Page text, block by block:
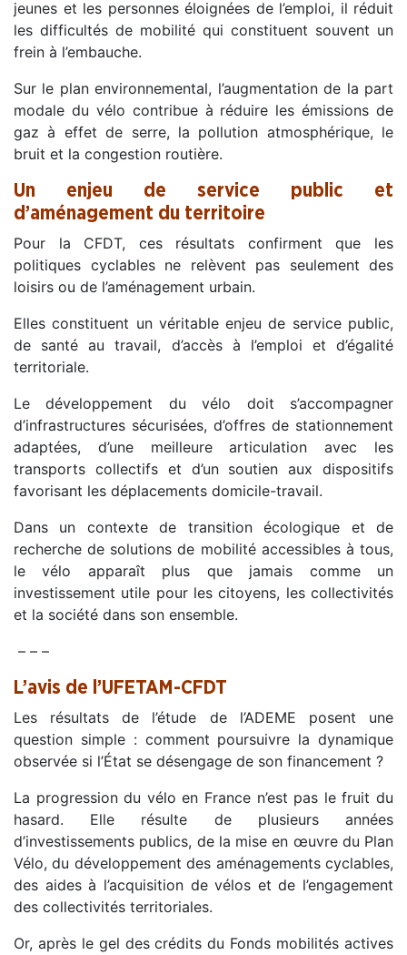
jeunes et les personnes éloignées de l’emploi, il réduit
les difficultés de mobilité qui constituent souvent un
frein à l’embauche.
Sur le plan environnemental, l’augmentation de la part
modale du vélo contribue à réduire les émissions de
gaz à effet de serre, la pollution atmosphérique, le
bruit et la congestion routière.
Un enjeu de service public et
d’aménagement du territoire
Pour la CFDT, ces résultats confirment que les
politiques cyclables ne relèvent pas seulement des
loisirs ou de l’aménagement urbain.
Elles constituent un véritable enjeu de service public,
de santé au travail, d’accès à l’emploi et d’égalité
territoriale.
Le développement du vélo doit s’accompagner
d’infrastructures sécurisées, d’offres de stationnement
adaptées, d’une meilleure articulation avec les
transports collectifs et d’un soutien aux dispositifs
favorisant les déplacements domicile-travail.
Dans un contexte de transition écologique et de
recherche de solutions de mobilité accessibles à tous,
le vélo apparaît plus que jamais comme un
investissement utile pour les citoyens, les collectivités
et la société dans son ensemble.
– – –
L’avis de l’UFETAM-CFDT
Les résultats de l’étude de l’ADEME posent une
question simple : comment poursuivre la dynamique
observée si l’État se désengage de son financement ?
La progression du vélo en France n’est pas le fruit du
hasard. Elle résulte de plusieurs années
d’investissements publics, de la mise en œuvre du Plan
Vélo, du développement des aménagements cyclables,
des aides à l’acquisition de vélos et de l’engagement
des collectivités territoriales.
Or, après le gel des crédits du Fonds mobilités actives